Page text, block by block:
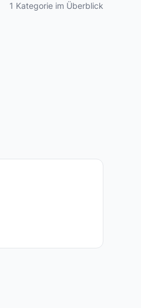
1 Kategorie im Überblick